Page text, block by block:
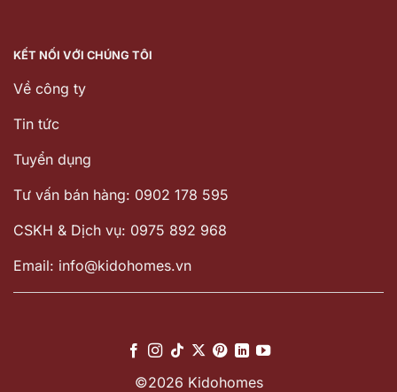
KẾT NỐI VỚI CHÚNG TÔI
Về công ty
Tin tức
Tuyển dụng
Tư vấn bán hàng: 0902 178 595
CSKH & Dịch vụ: 0975 892 968
Email: info@kidohomes.vn
©2026 Kidohomes